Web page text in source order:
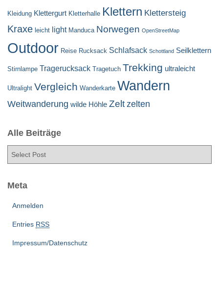
Kleidung Klettergurt Kletterhalle Klettern Klettersteig
Kraxe leicht light Manduca Norwegen OpenStreetMap
Outdoor Reise Rucksack Schlafsack Schottland Seilklettern
Stirnlampe Tragerucksack Tragetuch Trekking ultraleicht
Ultralight Vergleich Wanderkarte Wandern
Weitwanderung wilde Höhle Zelt zelten
Alle Beiträge
Meta
Anmelden
Entries RSS
Impressum/Datenschutz